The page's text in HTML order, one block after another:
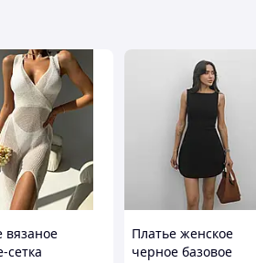
вязаное
сетка
Платье женское
черное базовое